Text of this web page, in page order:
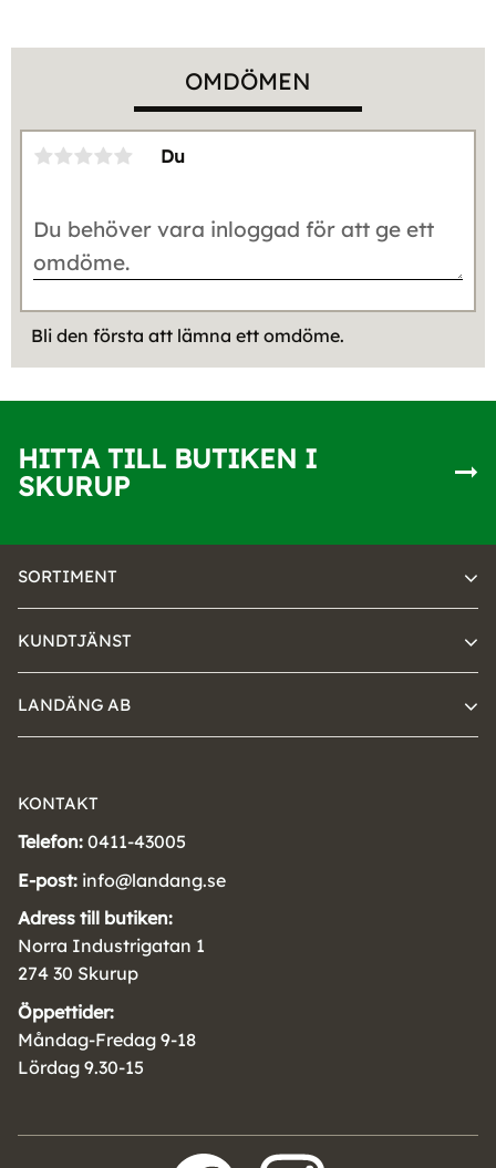
OMDÖMEN
Du
Bli den första att lämna ett omdöme.
HITTA TILL BUTIKEN I
SKURUP
SORTIMENT
KUNDTJÄNST
LANDÄNG AB
KONTAKT
Telefon: 0411-43005
E-post: info@landang.se
Adress till butiken:
Norra Industrigatan 1
274 30 Skurup
Öppettider:
Måndag-Fredag 9-18
Lördag 9.30-15